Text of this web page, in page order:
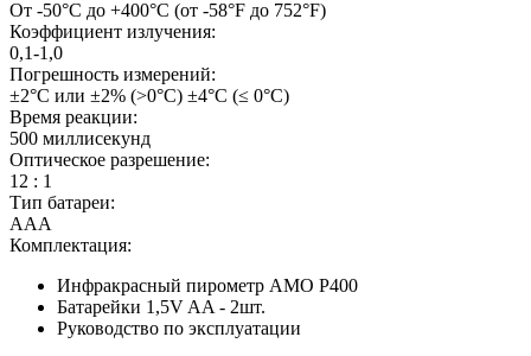
От -50°С до +400°С (от -58°F до 752°F)
Коэффициент излучения:
0,1-1,0
Погрешность измерений:
±2°С или ±2% (>0°С) ±4°С (≤ 0°С)
Время реакции:
500 миллисекунд
Оптическое разрешение:
12 : 1
Тип батареи:
ААА
Комплектация:
Инфракрасный пирометр AMO P400
Батарейки 1,5V AA - 2шт.
Руководство по эксплуатации